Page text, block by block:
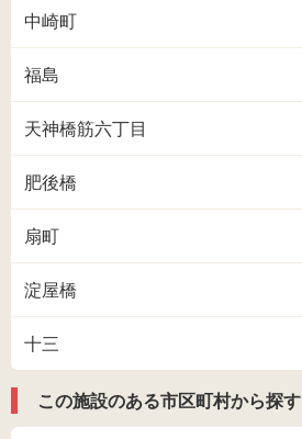
中崎町
福島
天神橋筋六丁目
肥後橋
扇町
淀屋橋
十三
この施設のある市区町村から探す